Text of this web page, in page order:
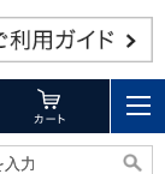
力
力